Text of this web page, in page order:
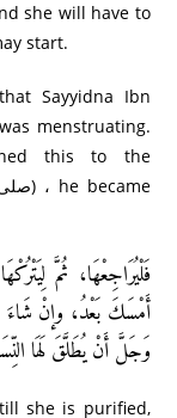
she will have to
start.
Sayyidna Ibn
فَلْيُرَاجِعْهَا، ثُمَّ
أَمْسَكَ بَعْدُ، وإنْ شَاءَ
وَجَلَّ أَنْ يُطَلَّقَ لَهَا
she is purified,